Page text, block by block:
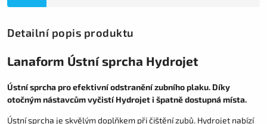
Detailní popis produktu
Lanaform Ústní sprcha Hydrojet
Ústní sprcha pro efektivní odstranění zubního plaku. Díky
otočným nástavcům vyčistí Hydrojet i špatně dostupná místa.
Ústní sprcha je skvělým doplňkem při čištění zubů. Hydrojet nabízí